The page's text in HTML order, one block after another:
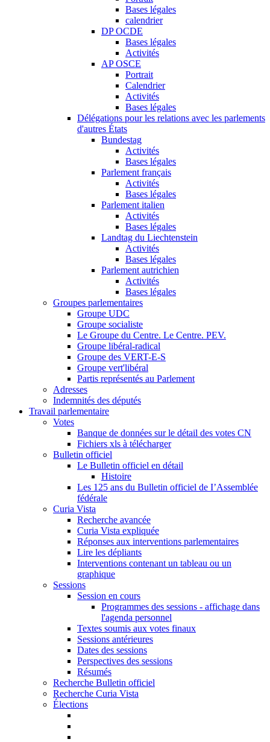
Bases légales
calendrier
DP OCDE
Bases légales
Activités
AP OSCE
Portrait
Calendrier
Activités
Bases légales
Délégations pour les relations avec les parlements
d'autres États
Bundestag
Activités
Bases légales
Parlement français
Activités
Bases légales
Parlement italien
Activités
Bases légales
Landtag du Liechtenstein
Activités
Bases légales
Parlement autrichien
Activités
Bases légales
Groupes parlementaires
Groupe UDC
Groupe socialiste
Le Groupe du Centre. Le Centre. PEV.
Groupe libéral-radical
Groupe des VERT-E-S
Groupe vert'libéral
Partis représentés au Parlement
Adresses
Indemnités des députés
Travail parlementaire
Votes
Banque de données sur le détail des votes CN
Fichiers xls à télécharger
Bulletin officiel
Le Bulletin officiel en détail
Histoire
Les 125 ans du Bulletin officiel de I’Assemblée
fédérale
Curia Vista
Recherche avancée
Curia Vista expliquée
Réponses aux interventions parlementaires
Lire les dépliants
Interventions contenant un tableau ou un
graphique
Sessions
Session en cours
Programmes des sessions - affichage dans
l'agenda personnel
Textes soumis aux votes finaux
Sessions antérieures
Dates des sessions
Perspectives des sessions
Résumés
Recherche Bulletin officiel
Recherche Curia Vista
Élections